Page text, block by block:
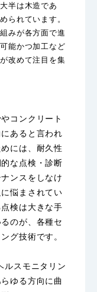
半は木造であ
られています。
みが各方面で進
能かつ加工など
改めて注目を集
コンクリート
あると言われ
には、耐久性
な点検・診断
ンスをしなけ
悩まされてい
検は大きな手
のが、各種セ
グ技術です。
ルスモニタリン
ゆる方向に曲